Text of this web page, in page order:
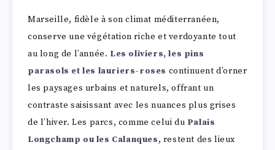
Marseille, fidèle à son climat méditerranéen,
conserve une végétation riche et verdoyante tout
au long de l’année. Les oliviers, les pins
parasols et les lauriers-roses continuent d’orner
les paysages urbains et naturels, offrant un
contraste saisissant avec les nuances plus grises
de l’hiver. Les parcs, comme celui du Palais
Longchamp ou les Calanques, restent des lieux